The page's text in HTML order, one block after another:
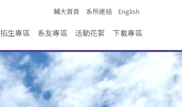
輔大首頁 系所連結 English
招生專區 系友專區 活動花絮 下載專區